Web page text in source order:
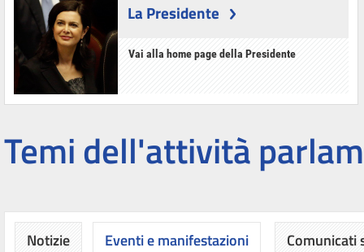
La Presidente
Vai alla home page della Presidente
Temi dell'attività
Notizie Eventi e manifestazioni Comunicati